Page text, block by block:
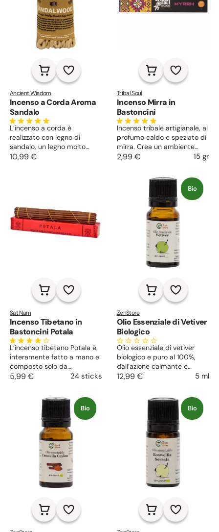
Ancient Wisdom
Incenso a Corda Aroma
Sandalo
L’incenso a corda è
realizzato con legno di
sandalo, un legno molto
pregiato ed aromatico, dalla
armonizzare corpo e mente.
10,99 €
Tribal Soul
Incenso Mirra in
Bastoncini
Incenso tribale artigianale, al
profumo caldo e speziato di
mirra. Crea un ambiente
spirituale e mistico che
meditazione.
2,99 € 15 gr
Sat Nam
Incenso Tibetano in
Bastoncini Potala
L’incenso tibetano Potala è
interamente fatto a mano e
composto solo da
ingredienti 100% naturali,
rilassamento, allontana le
energie negative.
5,99 € 24 sticks
Bio
ZenStore
Olio Essenziale di Vetiver
Biologico
Olio essenziale di vetiver
biologico e puro al 100%,
dall’azione calmante e
rilassante, favorisce il riposo,
ed intenso è ideale per la
preparazione di cosmetici e
profumi da uomo.
12,99 € 5 ml
Bio Bio